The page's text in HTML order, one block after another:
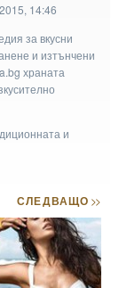
14:46
за вкусни
и изтънчени
храната
и
СЛЕДВАЩО>>